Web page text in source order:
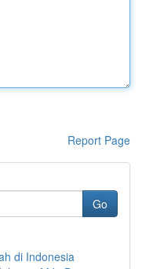
Report Page
Go
di Indonesia